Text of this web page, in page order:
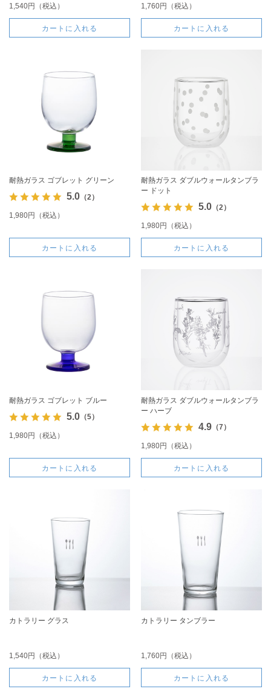
1,540円（税込）
カートに入れる
1,760円（税込）
カートに入れる
耐熱ガラス ゴブレット グリーン
5.0（2）
1,980円（税込）
カートに入れる
耐熱ガラス ダブルウォールタンブラ
ー ドット
5.0（2）
1,980円（税込）
カートに入れる
耐熱ガラス ゴブレット ブルー
5.0（5）
1,980円（税込）
カートに入れる
耐熱ガラス ダブルウォールタンブラ
ー ハーブ
4.9（7）
1,980円（税込）
カートに入れる
カトラリー グラス
1,540円（税込）
カートに入れる
カトラリー タンブラー
1,760円（税込）
カートに入れる